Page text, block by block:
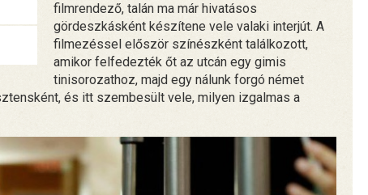
filmrendező, talán ma már hivatásos
gördeszkásként készítene vele valaki interjút. A
filmezéssel először színészként találkozott,
amikor felfedezték őt az utcán egy gimis
tinisorozathoz, majd egy nálunk forgó német
és itt szembesült vele, milyen izgalmas a